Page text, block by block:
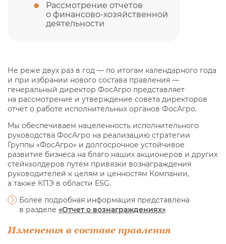
Рассмотрение отчетов
о финансово-хозяйственной
деятельности
Не реже двух раз в год — по итогам календарного года
и при избрании нового состава правления —
генеральный директор ФосАгро представляет
на рассмотрение и утверждение совета директоров
отчет о работе исполнительных органов ФосАгро.
Мы обеспечиваем нацеленность исполнительного
руководства ФосАгро на реализацию стратегии
Группы «ФосАгро» и долгосрочное устойчивое
развитие бизнеса на благо наших акционеров и других
стейкхолдеров путем привязки вознаграждения
руководителей к целям и ценностям Компании,
а также КПЭ в области ESG.
Более подробная информация представлена
в разделе «Отчет о вознаграждениях»
Изменения в составе правления